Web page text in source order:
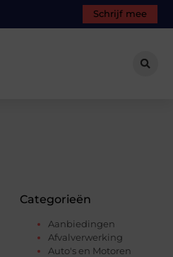
Schrijf mee
Categorieën
Aanbiedingen
Afvalverwerking
Auto's en Motoren